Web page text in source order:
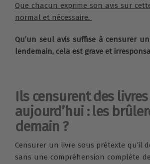
Que chacun exprime son avis sur
normal et nécessaire.
Qu’un seul avis suffise à censurer
lendemain, cela est grave et
Ils censurent des livres
aujourd’hui : les
demain ?
Censurer un livre sous prétexte qu’il
sans une compréhension complète